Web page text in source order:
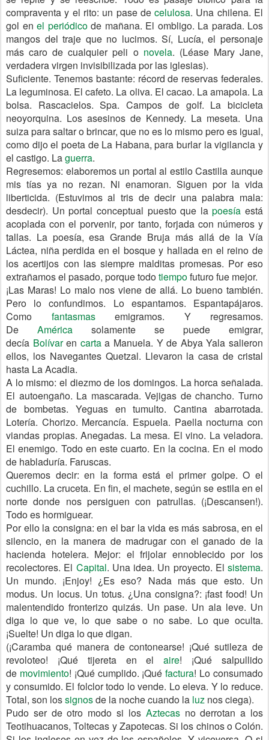
compraventa y el rito: un pase decelulosa. Una chilena. El
gol en el periódicode mañana. El ombligo. La parada. Los
mangos del traje que no lucimos. Sí, Lucía, el personaje
más caro de cualquier peli o novela. (Léase Mary Jane,
verdadera virgen invisibilizada por las iglesias).
Suficiente. Tenemos bastante: récord de reservas federales.
La leguminosa. El cafeto. La oliva. El cacao. La amapola. La
bolsa. Rascacielos. Spa. Campos de golf. La bicicleta
neoyorquina. Los asesinos de Kennedy. La meseta. Una
suiza para saltar o brincar, que no es lo mismo pero es igual,
como dijo el poeta de La Habana, para burlar la vigilancia y
el castigo. Laguerra.
Regresemos: elaboremos un portal al estilo Castilla aunque
mis tías ya no rezan. Ni enamoran. Siguen por la vida
liberticida. (Estuvimos al tris de decir una palabra mala:
desdecir). Un portal conceptual puesto que lapoesía está
acoplada con el porvenir, por tanto, forjada con números y
tallas. La poesía, esa Grande Bruja más allá de la Vía
Láctea, niña perdida en el bosque y hallada en el reino de
los acertijos con las siempre malditas promesas. Por eso
extrañamos el pasado, porque todotiempofuturo fue mejor.
¡Las Maras! Lo malo nos viene de allá. Lo bueno también.
Pero lo confundimos. Lo espantamos. Espantapájaros.
Como fantasmasemigramos. Y regresamos.
De América solamente se puede emigrar,
decía Bolívaren cartaa Manuela. Y de Abya Yala salieron
ellos, los Navegantes Quetzal. Llevaron la casa de cristal
hasta La Acadia.
A lo mismo: el diezmo de los domingos. La horca señalada.
El autoengaño. La mascarada. Vejigas de chancho. Turno
de bombetas. Yeguas en tumulto. Cantina abarrotada.
Lotería. Chorizo. Mercancía. Espuela. Paella nocturna con
viandas propias. Anegadas. La mesa. El vino. La veladora.
El enemigo. Todo en este cuarto. En la cocina. En el modo
de habladuría. Faruscas.
Queremos decir: en la forma está el primer golpe. O el
cuchillo. La cruceta. En fin, el machete, según se estila en el
norte donde nos persiguen con patrullas. (¡Descansen!).
Todo es hormiguear.
Por ello la consigna: en el bar la vida es más sabrosa, en el
silencio, en la manera de madrugar con el ganado de la
hacienda hotelera. Mejor: el frijolar ennoblecido por los
recolectores. El Capital. Una idea. Un proyecto. El sistema.
Un mundo. ¡Enjoy! ¿Es eso? Nada más que esto. Un
modus. Un locus. Un totus. ¿Una consigna?: ¡fast food! Un
malentendido fronterizo quizás. Un pase. Un ala leve. Un
diga lo que ve, lo que sabe o no sabe. Lo que oculta.
¡Suelte! Un diga lo que digan.
(¡Caramba qué manera de contonearse! ¡Qué sutileza de
revoloteo! ¡Qué tijereta en elaire! ¡Qué salpullido
de movimiento! ¡Qué cumplido. ¡Quéfactura! Lo consumado
y consumido. El folclor todo lo vende. Lo eleva. Y lo reduce.
Total, son lossignosde la noche cuando la luz nos ciega).
Pudo ser de otro modo si los Aztecasno derrotan a los
Teotihuacanos, Toltecas y Zapotecas. Si los chinos o Colón.